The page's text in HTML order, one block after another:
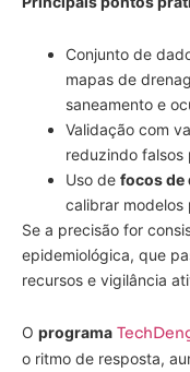
Conjunto de
mapas de
saneamento e
Validação com
reduzindo falsos
Uso de focos de
calibrar
Se a precisão for
epidemiológica, que
recursos e vigilância
O programa
o ritmo de resposta,